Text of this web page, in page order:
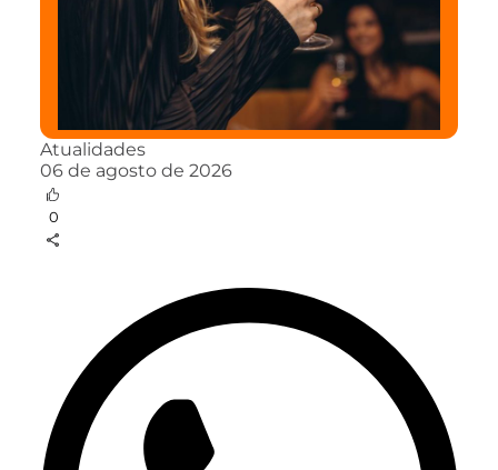
Atualidades
06 de agosto de 2026
0